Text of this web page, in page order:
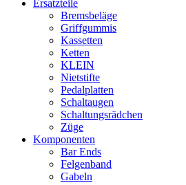
Ersatzteile
Bremsbeläge
Griffgummis
Kassetten
Ketten
KLEIN
Nietstifte
Pedalplatten
Schaltaugen
Schaltungsrädchen
Züge
Komponenten
Bar Ends
Felgenband
Gabeln